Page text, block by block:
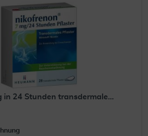
in 24 Stunden transdermale...